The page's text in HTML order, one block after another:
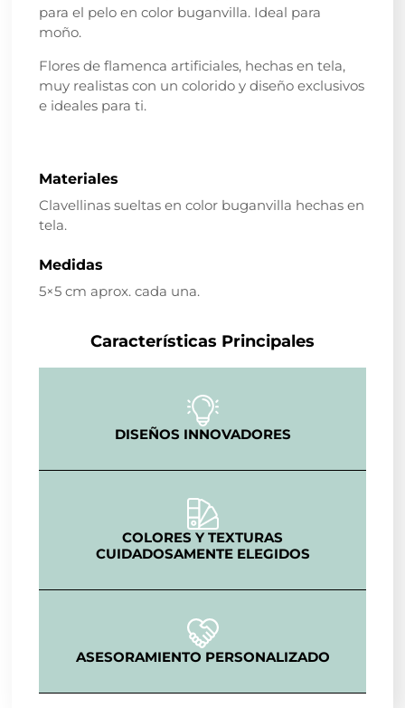
para el pelo en color buganvilla. Ideal para
moño.
Flores de flamenca artificiales, hechas en tela,
muy realistas con un colorido y diseño exclusivos
e ideales para ti.
Materiales
Clavellinas sueltas en color buganvilla hechas en
tela.
Medidas
5×5 cm aprox. cada una.
Características Principales
DISEÑOS INNOVADORES
COLORES Y TEXTURAS
CUIDADOSAMENTE ELEGIDOS
ASESORAMIENTO PERSONALIZADO